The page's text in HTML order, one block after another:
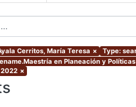
Cerritos, María Teresa × Type:
en Planeación y
×